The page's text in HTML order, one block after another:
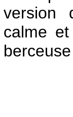
version
calme